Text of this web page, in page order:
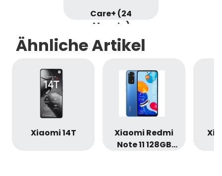
Care+ (24
Monate)
Ähnliche Artikel
Xiaomi 14T
Xiaomi Redmi
Note 11 128GB